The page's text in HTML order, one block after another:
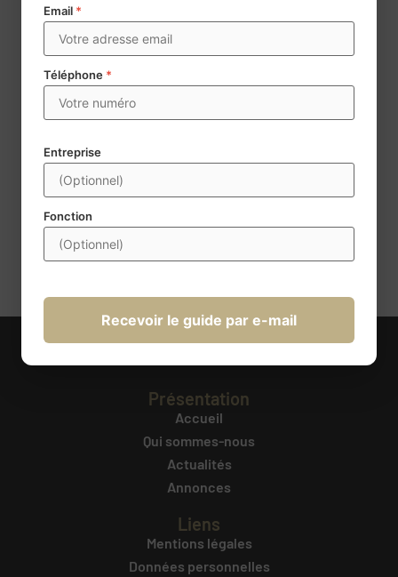
fins d’assurer la mise en vente et la négoce d’agences
immobilières. Les données mentionnées d’un * sont
obligatoires. Conformément à la règlementation, vous disposez
d’effacement, de limitation du traitement et d’opposition au
traitement. Ces droits peuvent être exercés à l’adresse
transmission@century21france.com. Pour plus d’information
Présentation
Accueil
Qui sommes-nous
Actualités
Annonces
Liens
Mentions légales
Données personnelles
Email *
Téléphone *
Entreprise
Fonction
Recevoir le guide par e-mail